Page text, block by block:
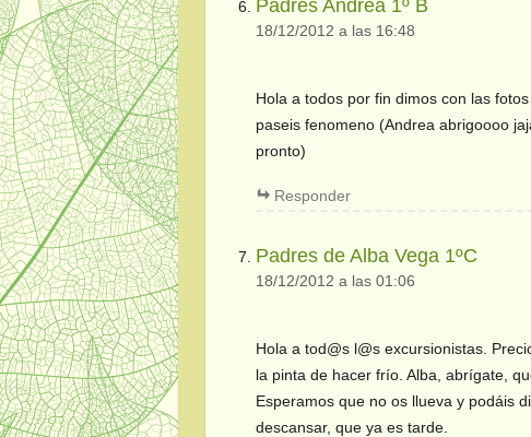
Padres Andrea 1º B
18/12/2012 a las 16:48
Hola a todos por fin dimos con las
paseis fenomeno (Andrea abrigoooo
pronto)
Responder
Padres de Alba Vega 1ºC
18/12/2012 a las 01:06
Hola a tod@s l@s excursionistas.
la pinta de hacer frío. Alba, abrígate,
Esperamos que no os llueva y podáis
descansar, que ya es tarde.